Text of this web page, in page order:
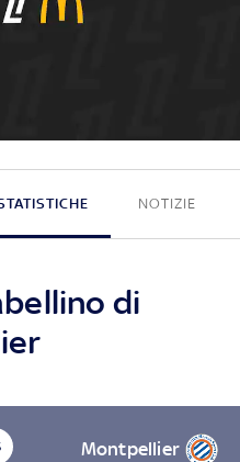
7
NOTIZIE
di
Montpellier